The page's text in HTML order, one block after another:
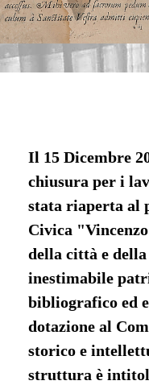
Il 15 Dicembre
chiusura per i
stata riaperta al
Civica
della città e
inestimabile
bibliografico ed
dotazione al
storico e
struttura è